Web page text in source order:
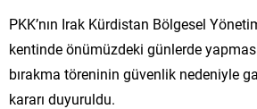
PKK’nın Irak Kürdistan Bölgesel
kentinde önümüzdeki günlerde
bırakma töreninin güvenlik nedeniyle
kararı duyuruldu.